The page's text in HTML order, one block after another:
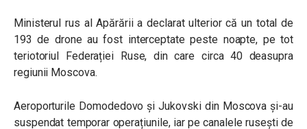
Ministerul rus al Apărării a declarat ulterior că un total de
193 de drone au fost interceptate peste noapte, pe tot
teriotoriul Federației Ruse, din care circa 40 deasupra
regiunii Moscova.
Aeroporturile Domodedovo și Jukovski din Moscova și-au
suspendat temporar operațiunile, iar pe canalele rusești de